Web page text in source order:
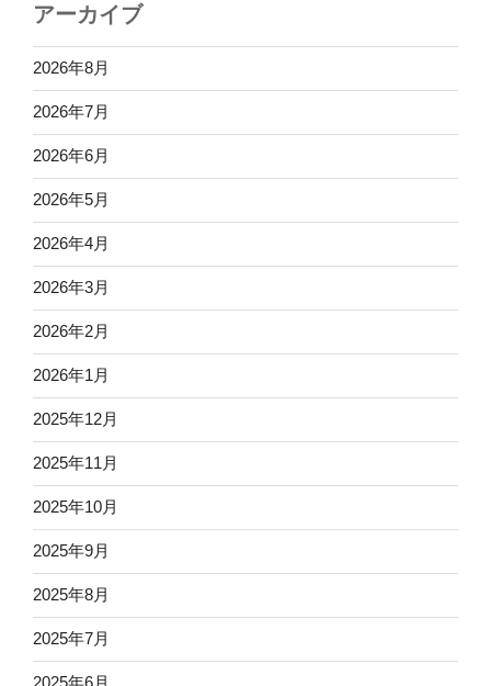
アーカイブ
2026年8月
2026年7月
2026年6月
2026年5月
2026年4月
2026年3月
2026年2月
2026年1月
2025年12月
2025年11月
2025年10月
2025年9月
2025年8月
2025年7月